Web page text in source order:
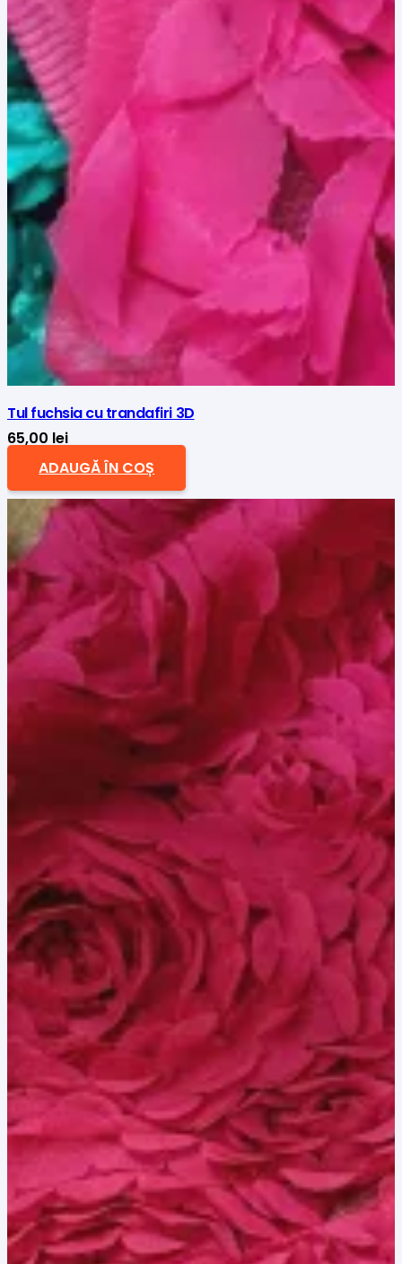
Tul fuchsia cu trandafiri 3D
65,00 lei
ADAUGĂ ÎN COȘ